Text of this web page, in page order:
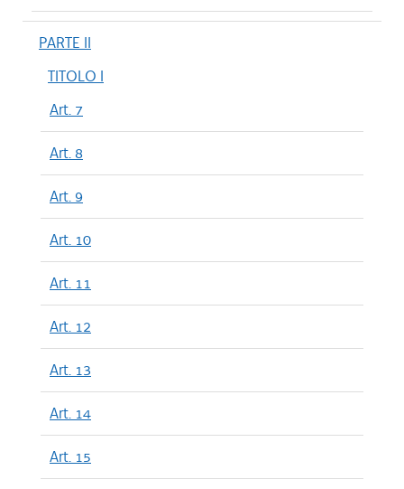
PARTE II
TITOLO I
Art. 7
Art. 8
Art. 9
Art. 10
Art. 11
Art. 12
Art. 13
Art. 14
Art. 15